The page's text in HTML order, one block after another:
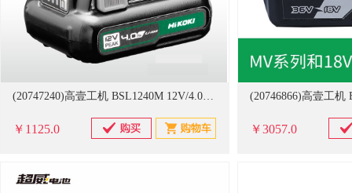
(20747240)高壹工机 BSL1240M 12V/4.0Ah 锂电池(单位：个)
￥1125.0 ￥3057.0